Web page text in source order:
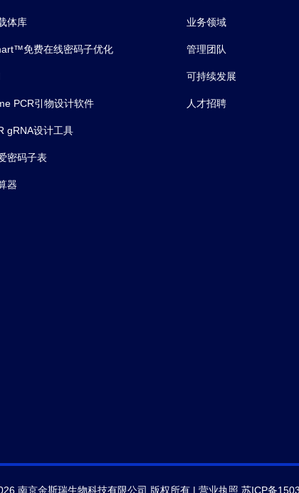
体库
免费在线密码子优化
PCR引物设计软件
gRNA设计工具
密码子表
器
业务领域
管理团队
可持续发展
人才招聘
南京金斯瑞生物科技有限公司 版权所有 | 营业执照 苏ICP备